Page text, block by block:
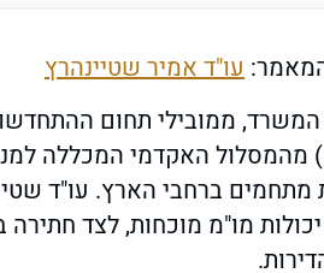
עו"ד אמיר שטיינהרץ
ממובילי תחום
מתחמים ברחבי הארץ. עו"ד
יכולות מו"מ מוכחות, לצד